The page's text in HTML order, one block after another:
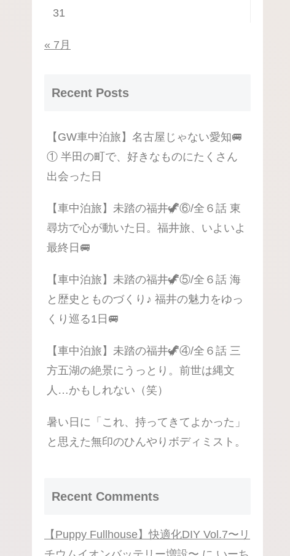
31
« 7月
Recent Posts
【GW車中泊旅】名古屋じゃない愛知🚐
① 半田の町で、好きなものにたくさん
出会った日
【車中泊旅】未踏の福井🦖⑥/全６話 東
尋坊で心が動いた日。福井旅、いよいよ
最終日🚐
【車中泊旅】未踏の福井🦖⑤/全６話 海
と歴史とものづくり♪ 福井の魅力をゆっ
くり巡る1日🚐
【車中泊旅】未踏の福井🦖④/全６話 三
方五湖の絶景にうっとり。前世は縄文
人…かもしれない（笑）
暑い日に「これ、持ってきてよかった」
と思えた無印のひんやりボディミスト。
Recent Comments
【Puppy Fullhouse】快適化DIY Vol.7〜リ